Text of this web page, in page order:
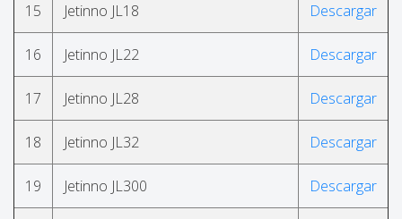
15 Jetinno JL18 Descargar
16 Jetinno JL22 Descargar
17 Jetinno JL28 Descargar
18 Jetinno JL32 Descargar
19 Jetinno JL300 Descargar